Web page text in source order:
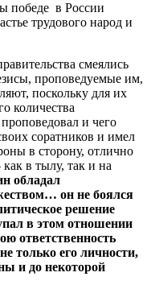
победе в России
трудового народ и
смеялись
проповедуемые им,
поскольку для их
количества
и чего
соратников и имел
в сторону, отлично
в тылу, так и на
обладал
он не боялся
решение
в этом отношении
ответственность
только его личности,
и до некоторой